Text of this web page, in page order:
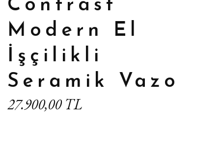
Contrast
Modern El
İşçilikli
Seramik Vazo
27.900,00 TL